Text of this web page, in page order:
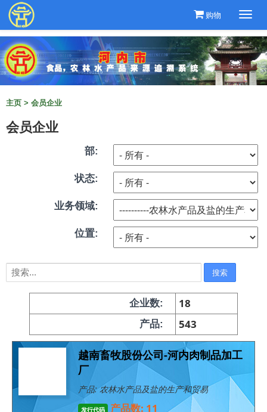
购物
主页 > 会员企业
会员企业
部:
状态:
业务领域:
位置:
企业数: 18
产品: 543
越南畜牧股份公司-河内肉制品加工
厂
产品: 农林水产品及盐的生产和贸易
发行代码 产品数: 11